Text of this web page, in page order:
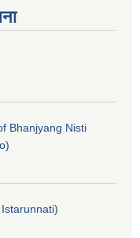
Bhanjyang Nisti